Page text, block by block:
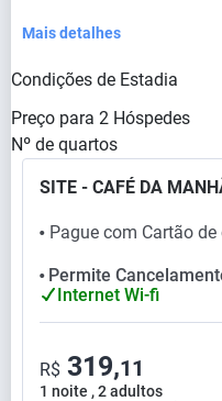
Mais detalhes
Condições de Estadia
Preço para 2 Hóspedes
Nº de quartos
SITE - CAFÉ DA
⬤ Pague com Cartão de
⬤ Permite
Internet Wi-fi
1 noite , 2 adultos
R$ 319,11